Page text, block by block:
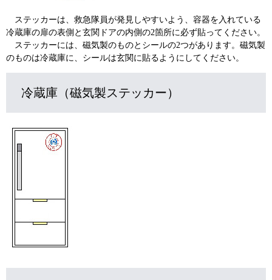
ステッカーは、救急隊員が発見しやすいよう、容器を入れている
冷蔵庫の扉の表側と玄関ドアの内側の2箇所に必ず貼ってください。
ステッカーには、磁気製のものとシールの2つがあります。磁気製
のものは冷蔵庫に、シールは玄関に貼るようにしてください。
冷蔵庫（磁気製ステッカー）